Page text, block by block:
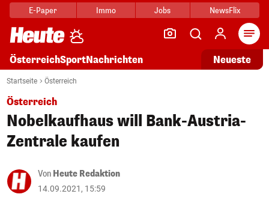
E-Paper Immo Jobs NewsFlix
ÖsterreichSportNachrichten Neueste
Startseite Österreich
Österreich
Nobelkaufhaus will Bank-Austria-
Zentrale kaufen
Von Heute Redaktion
14.09.2021, 15:59